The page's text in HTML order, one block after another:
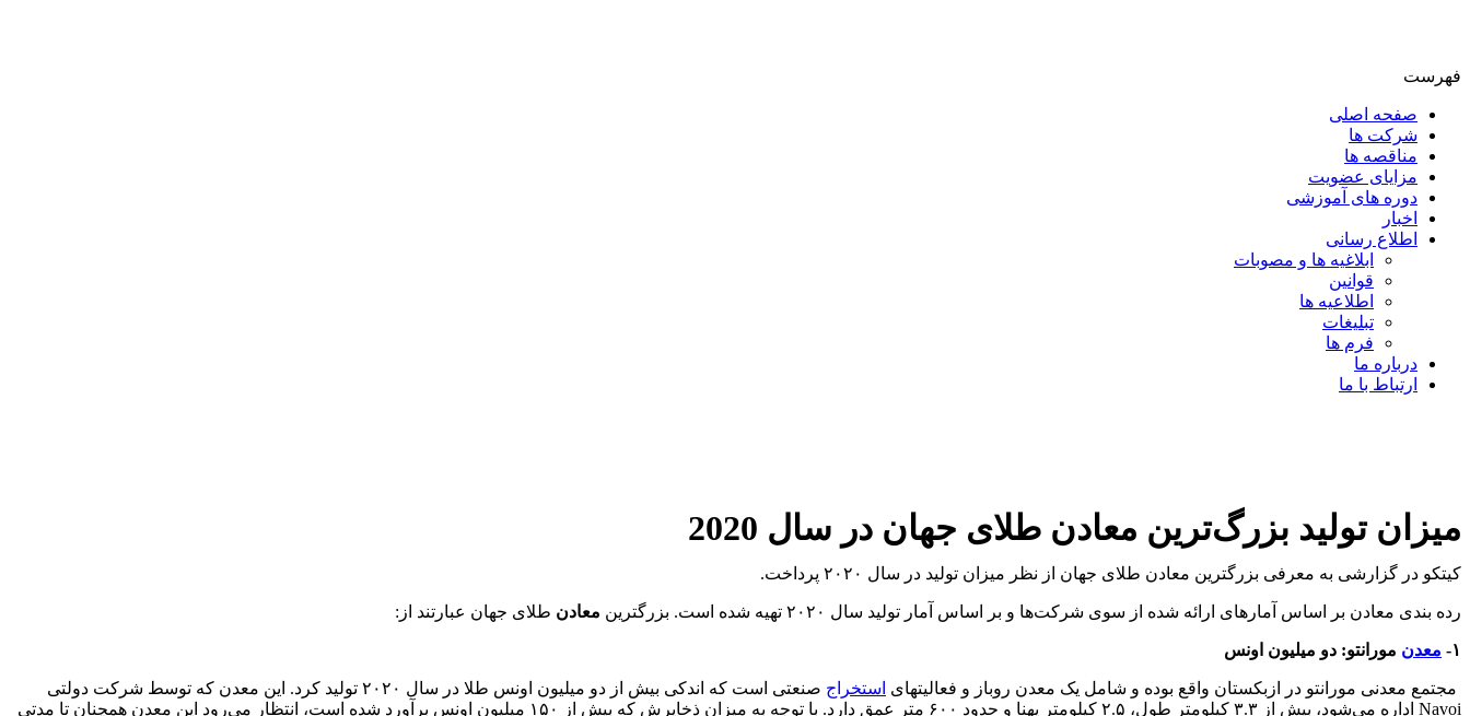
فهرست
صفحه اصلی
شرکت ها
مناقصه ها
مزایای عضویت
دوره های آموزشی
اخبار
اطلاع رسانی
ابلاغیه ها و مصوبات
قوانین
اطلاعیه ها
تبلیغات
فرم ها
درباره ما
ارتباط با ما
میزان تولید بزرگ‌ترین معادن طلای جهان در سال 2020
کیتکو در گزارشی به معرفی بزرگترین معادن طلای جهان از نظر میزان تولید در سال ۲۰۲۰ پرداخت.
رده بندی معادن بر اساس آمارهای ارائه شده از سوی شرکت‌ها و بر اساس آمار تولید سال ۲۰۲۰ تهیه شده است. بزرگترین معادن طلای جهان عبارتند از:
۱- معدن مورانتو: دو میلیون اونس
مجتمع معدنی مورانتو در ازبکستان واقع بوده و شامل یک معدن روباز و فعالیتهای استخراج
صنعتی است که اندکی بیش از دو میلیون اونس طلا در سال ۲۰۲۰ تولید کرد. این معدن که توسط شرکت دولتی
Navoi اداره می‌شود، بیش از ۳.۳ کیلومتر طول، ۲.۵ کیلومتر پهنا و حدود ۶۰۰ متر عمق دارد. با توجه به میزان ذخایرش که بیش از ۱۵۰ میلیون اونس برآورد شده است، انتظار می‌رود این معدن همچنان تا مدتی